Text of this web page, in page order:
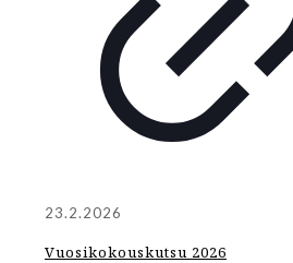
23.2.2026
Vuosikokouskutsu 2026